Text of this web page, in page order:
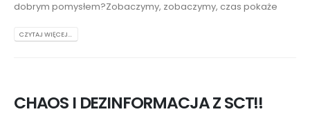
dobrym pomysłem?Zobaczymy, zobaczymy, czas pokaże
CZYTAJ WIĘCEJ...
CHAOS I DEZINFORMACJA Z SCT!!